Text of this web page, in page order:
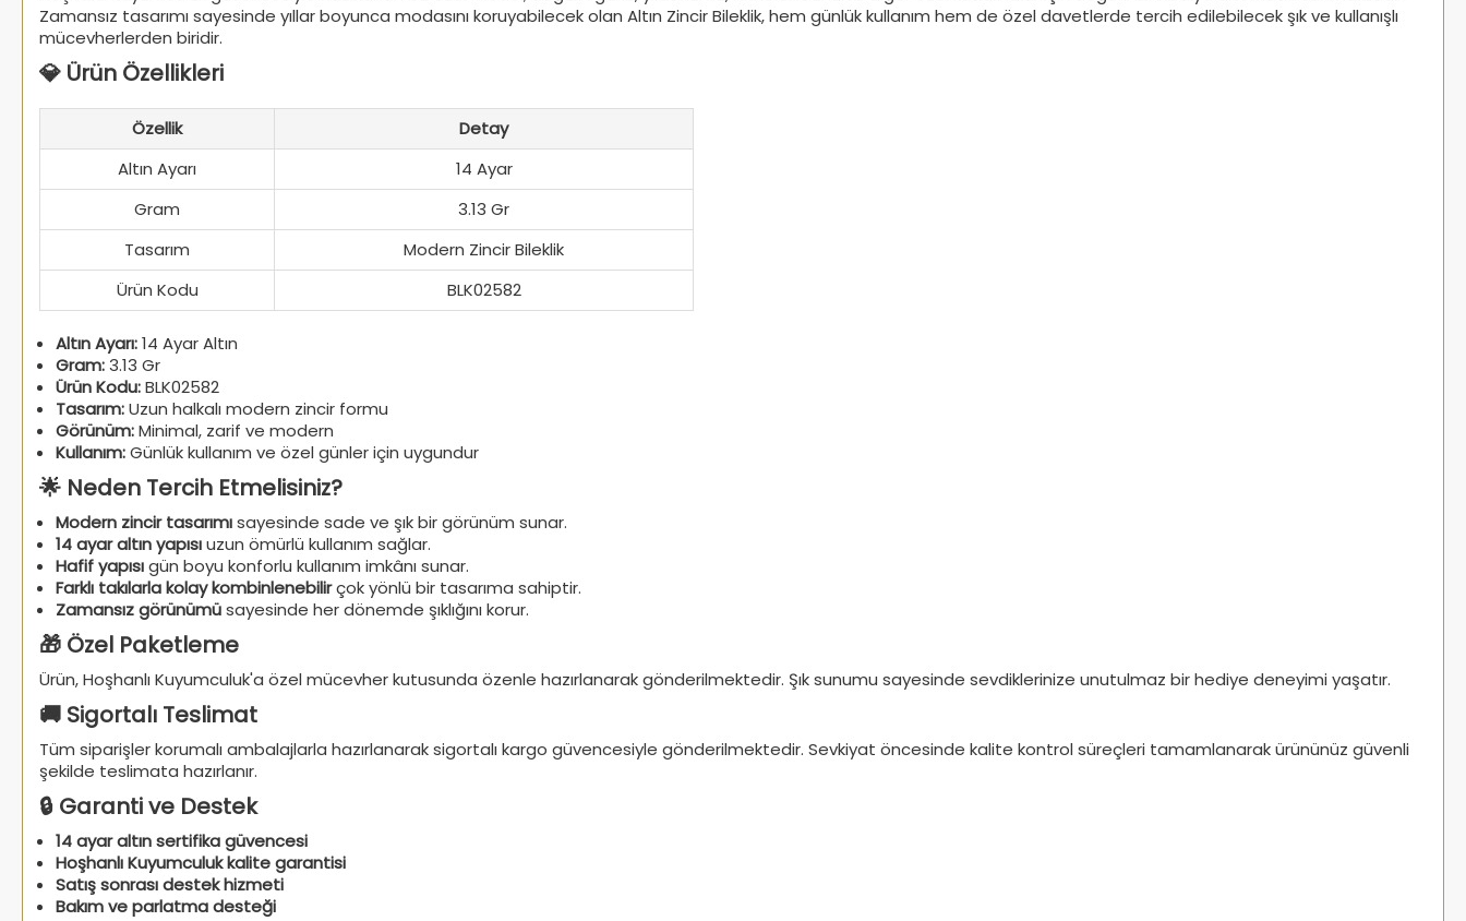
Zamansız tasarımı sayesinde yıllar boyunca modasını koruyabilecek olan Altın Zincir Bileklik, hem günlük kullanım hem de özel davetlerde tercih edilebilecek şık ve kullanışlı
mücevherlerden biridir.
💎 Ürün Özellikleri
Özellik
Detay
Altın Ayarı
14 Ayar
Gram
3.13 Gr
Tasarım
Modern Zincir Bileklik
Ürün Kodu
BLK02582
Altın Ayarı:14 Ayar Altın
Gram:3.13 Gr
Ürün Kodu:BLK02582
Tasarım:Uzun halkalı modern zincir formu
Görünüm:Minimal, zarif ve modern
Kullanım:Günlük kullanım ve özel günler için uygundur
🌟 Neden Tercih Etmelisiniz?
Modern zincir tasarımısayesinde sade ve şık bir görünüm sunar.
14 ayar altın yapısıuzun ömürlü kullanım sağlar.
Hafif yapısıgün boyu konforlu kullanım imkânı sunar.
Farklı takılarla kolay kombinlenebilirçok yönlü bir tasarıma sahiptir.
Zamansız görünümüsayesinde her dönemde şıklığını korur.
🎁 Özel Paketleme
Ürün, Hoşhanlı Kuyumculuk'a özel mücevher kutusunda özenle hazırlanarak gönderilmektedir. Şık sunumu sayesinde sevdiklerinize unutulmaz bir hediye deneyimi yaşatır.
🚚 Sigortalı Teslimat
Tüm siparişler korumalı ambalajlarla hazırlanarak sigortalı kargo güvencesiyle gönderilmektedir. Sevkiyat öncesinde kalite kontrol süreçleri tamamlanarak ürününüz güvenli
şekilde teslimata hazırlanır.
🔒 Garanti ve Destek
14 ayar altın sertifika güvencesi
Hoşhanlı Kuyumculuk kalite garantisi
Satış sonrası destek hizmeti
Bakım ve parlatma desteği